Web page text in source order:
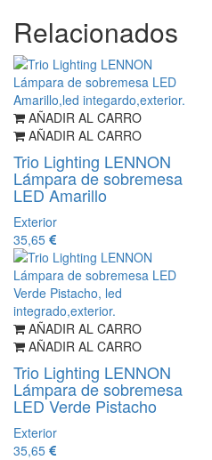
Relacionados
AÑADIR AL CARRO
AÑADIR AL CARRO
Trio Lighting LENNON
Lámpara de sobremesa
LED Amarillo
Exterior
35,65
AÑADIR AL CARRO
AÑADIR AL CARRO
Trio Lighting LENNON
Lámpara de sobremesa
LED Verde Pistacho
Exterior
35,65